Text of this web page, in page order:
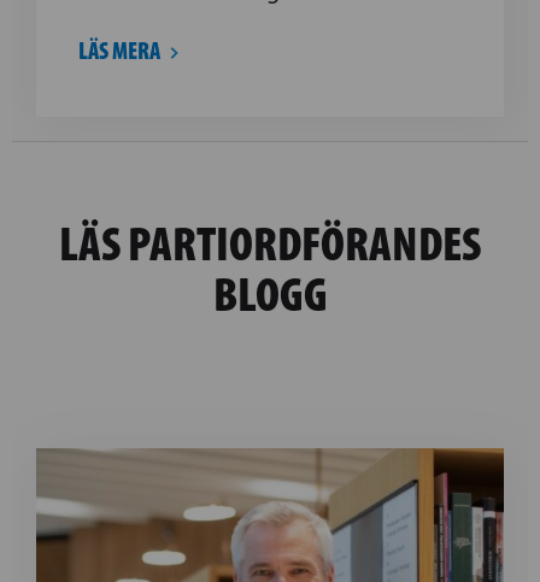
LÄS MERA
LÄS PARTIORDFÖRANDES
BLOGG